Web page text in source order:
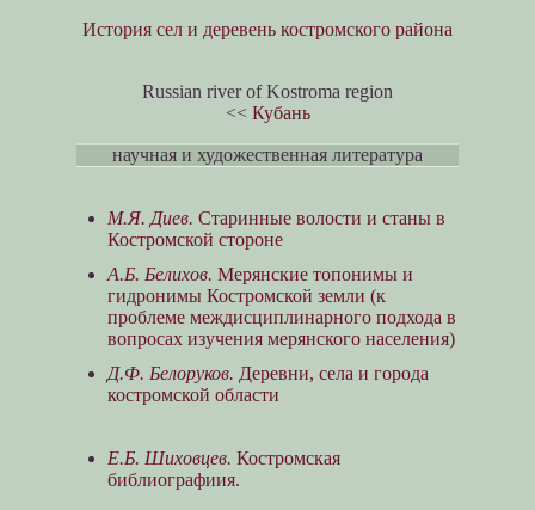
История сел и деревень костромского района
Russian river of Kostroma region
<< Кубань
научная и художественная литература
М.Я. Диев. Старинные волости и станы в
Костромской стороне
А.Б. Белихов. Мерянские топонимы и
гидронимы Костромской земли (к
проблеме междисциплинарного подхода в
вопросах изучения мерянского населения)
Д.Ф. Белоруков. Деревни, села и города
костромской области
Е.Б. Шиховцев. Костромская
библиографиия.